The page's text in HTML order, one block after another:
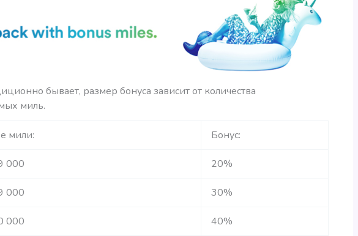
бывает, размер бонуса зависит от количества
миль.
мили: Бонус:
000 20%
000 30%
000 40%